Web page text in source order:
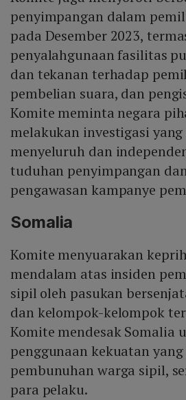
penyimpangan dalam
pada Desember 2023,
penyalahgunaan fasilitas
dan tekanan terhadap
pembelian suara, dan
Komite meminta negara
melakukan investigasi yang
menyeluruh dan
tuduhan penyimpangan
pengawasan kampanye
Somalia
Komite menyuarakan
mendalam atas insiden
sipil oleh pasukan
dan kelompok-kelompok
Komite mendesak Somalia
penggunaan kekuatan
pembunuhan warga sipil,
para pelaku.